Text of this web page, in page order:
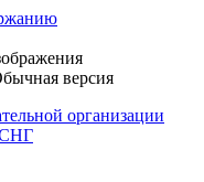
версия
организации
СНГ